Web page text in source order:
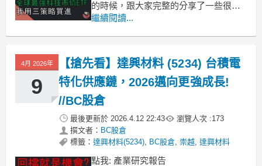
的時候，跟大家完整的分享了一些很棒
的市值型ETF，最近不只台股強，美股
會，也長期看好科技的發展，就像在去
年指數跌到季線的時候，有分享了0050
正2的工具
繼續閱讀...
4月 2026年
9
【搶先看】達興材料 (5234) 台積電
特化供應鏈，2026邁向更強成長!
//BC股倉
最後更新於 2026.4.12 22:43 瀏覽人次 :173
撰文者： BC股倉
標籤： 達興材料(5234), BC股倉, 崇越, 達興材料
點我: 產業研究報告